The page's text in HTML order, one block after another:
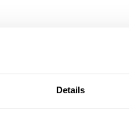
Details